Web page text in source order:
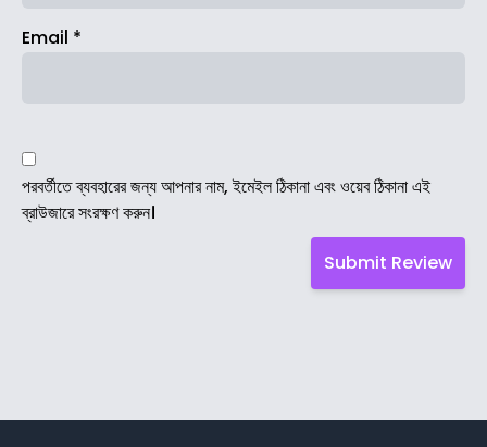
Email *
পরবর্তীতে ব্যবহারের জন্য আপনার নাম, ইমেইল ঠিকানা এবং ওয়েব ঠিকানা এই
ব্রাউজারে সংরক্ষণ করুন।